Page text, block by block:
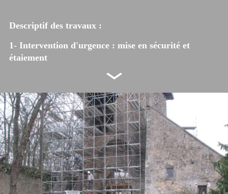
Descriptif des travaux :
1- Intervention d'urgence : mise en sécurité et
étaiement
3- Reprise de la structure en maçonnerie, pierre de
taille et enduits
Vidéo:https://video-streaming.orange.fr/actu-
politique/chateau-renault-reouverture-de-la-tour-de-
l-horloge-14-09-2018-VID0000002GznK.html
Inscrit sur la liste supplémentaire des monuments
historiques depuis 1949, ce monument, emblême de